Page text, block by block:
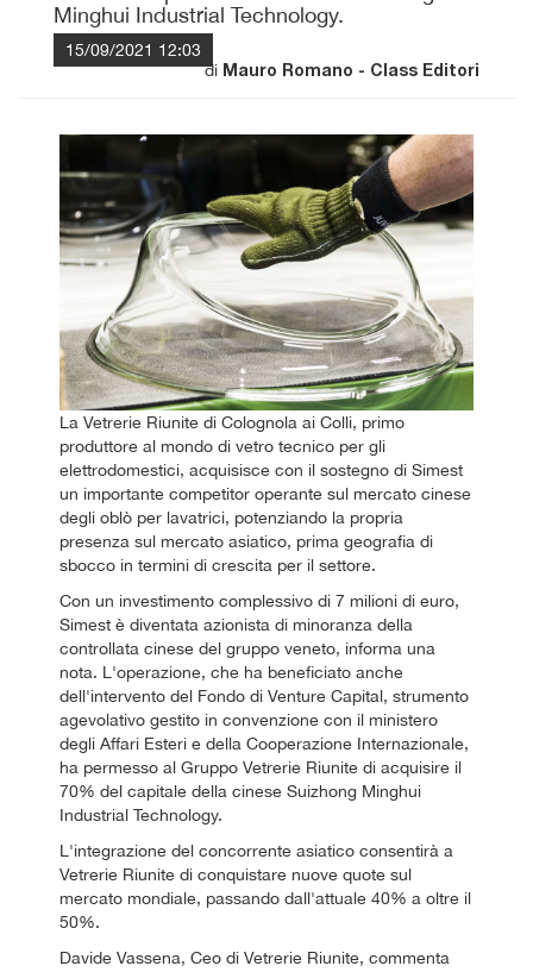
Minghui Industrial Technology.
15/09/2021 12:03
di Mauro Romano - Class Editori
La Vetrerie Riunite di Colognola ai Colli, primo
produttore al mondo di vetro tecnico per gli
elettrodomestici, acquisisce con il sostegno di Simest
un importante competitor operante sul mercato cinese
degli oblò per lavatrici, potenziando la propria
presenza sul mercato asiatico, prima geografia di
sbocco in termini di crescita per il settore.
Con un investimento complessivo di 7 milioni di euro,
Simest è diventata azionista di minoranza della
controllata cinese del gruppo veneto, informa una
nota. L'operazione, che ha beneficiato anche
dell'intervento del Fondo di Venture Capital, strumento
agevolativo gestito in convenzione con il ministero
degli Affari Esteri e della Cooperazione Internazionale,
ha permesso al Gruppo Vetrerie Riunite di acquisire il
70% del capitale della cinese Suizhong Minghui
Industrial Technology.
L'integrazione del concorrente asiatico consentirà a
Vetrerie Riunite di conquistare nuove quote sul
mercato mondiale, passando dall'attuale 40% a oltre il
50%.
Davide Vassena, Ceo di Vetrerie Riunite, commenta